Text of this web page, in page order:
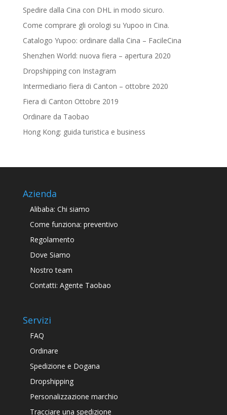
Spedire dalla Cina con DHL in modo sicuro.
Come comprare gli orologi su Yupoo in Cina.
Catalogo Yupoo: ordinare dalla Cina – FacileCina
Shenzhen World: nuova fiera – apertura 2020
Dropshipping con Instagram
Intermediario fiera di Canton – ottobre 2020
Fiera di Canton Ottobre 2019
Ordinare da Taobao
Hong Kong: guida turistica e business
Azienda
Alibaba: Chi siamo
Come funziona: preventivo
Regolamento
Dove Siamo
Nostro team
Contatti: Agente Taobao
Servizi
FAQ
Ordinare
Spedizione e Dogana
Dropshipping
Personalizzazione marchio
Tracciare una spedizione